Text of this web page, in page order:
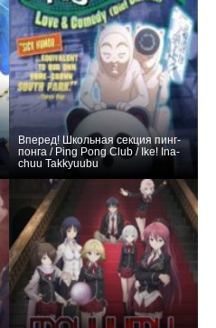
Вперед! Школьная секция пинг-
понга / Ping Pong Club / Ike! Ina-
chuu Takkyuubu